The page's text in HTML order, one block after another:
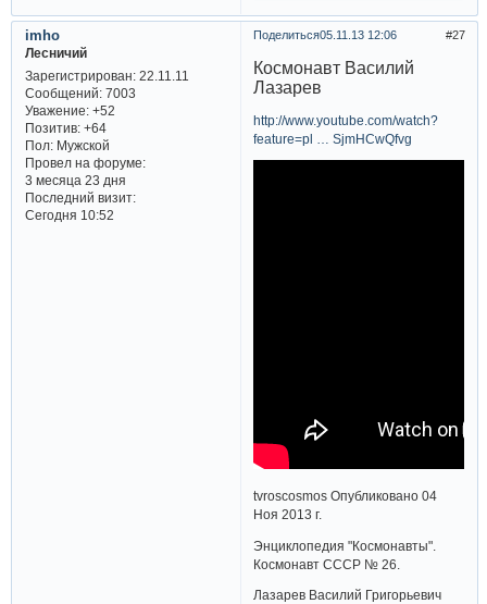
Поделиться 27
05.11.13 12:06
imho
Лесничий
Зарегистрирован: 22.11.11
Сообщений:7003
Уважение: +52
Позитив: +64
Пол:Мужской
Провел на форуме:
3 месяца 23 дня
Последний визит:
Сегодня 10:52
Космонавт Василий
Лазарев
http://www.youtube.com/watch?
feature=pl … SjmHCwQfvg
tvroscosmos Опубликовано 04
Ноя 2013 г.
Энциклопедия "Космонавты".
Космонавт СССР № 26.
Лазарев Василий Григорьевич